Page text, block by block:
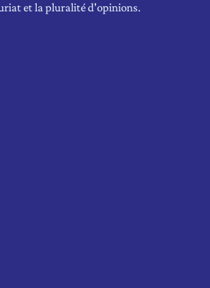
et la pluralité d'opinions.